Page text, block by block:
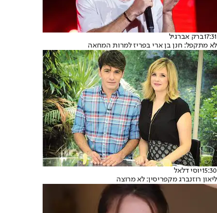
17:31ברק אברגיל
לא מתקפל: חנן בן ארי בפריז למרות המחאה
15:30יוסי דלאל
ליאון רוזנברג מקפריסין: לא מרוצה